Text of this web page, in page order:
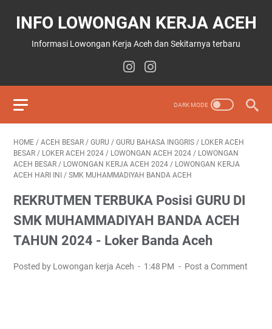
INFO LOWONGAN KERJA ACEH
Informasi Lowongan Kerja Aceh dan Sekitarnya terbaru
HOME / ACEH BESAR / GURU / GURU BAHASA INGGRIS / LOKER ACEH
BESAR / LOKER ACEH 2024 / LOWONGAN ACEH 2024 / LOWONGAN
ACEH BESAR / LOWONGAN KERJA ACEH 2024 / LOWONGAN KERJA
ACEH HARI INI / SMK MUHAMMADIYAH BANDA ACEH
REKRUTMEN TERBUKA Posisi GURU DI
SMK MUHAMMADIYAH BANDA AСЕН
TAHUN 2024 - Loker Banda Aceh
Posted by Lowongan kerja Aceh 1:48 PM Post a Comment